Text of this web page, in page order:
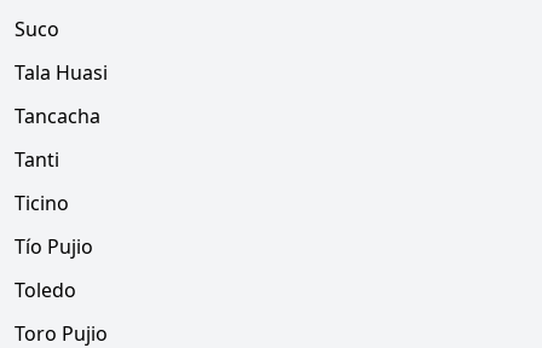
Suco
Tala Huasi
Tancacha
Tanti
Ticino
Tío Pujio
Toledo
Toro Pujio